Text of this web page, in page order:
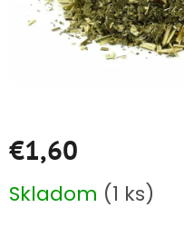
€1,60
cena:
Skladom (1 ks)